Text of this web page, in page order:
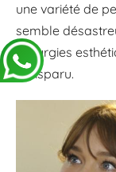
une variété de
semble
chirurgies
a disparu.